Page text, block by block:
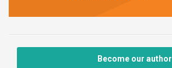
Become our author